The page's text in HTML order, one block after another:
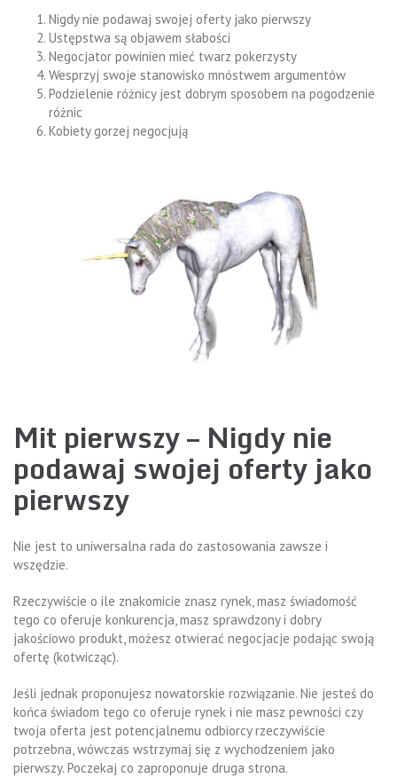
Nigdy nie podawaj swojej oferty jako pierwszy
Ustępstwa są objawem słabości
Negocjator powinien mieć twarz pokerzysty
Wesprzyj swoje stanowisko mnóstwem argumentów
Podzielenie różnicy jest dobrym sposobem na pogodzenie
różnic
Kobiety gorzej negocjują
Mit pierwszy – Nigdy nie
podawaj swojej oferty jako
pierwszy
Nie jest to uniwersalna rada do zastosowania zawsze i
wszędzie.
Rzeczywiście o ile znakomicie znasz rynek, masz świadomość
tego co oferuje konkurencja, masz sprawdzony i dobry
jakościowo produkt, możesz otwierać negocjacje podając swoją
ofertę (kotwicząc).
Jeśli jednak proponujesz nowatorskie rozwiązanie. Nie jesteś do
końca świadom tego co oferuje rynek i nie masz pewności czy
twoja oferta jest potencjalnemu odbiorcy rzeczywiście
potrzebna, wówczas wstrzymaj się z wychodzeniem jako
pierwszy. Poczekaj co zaproponuje druga strona.